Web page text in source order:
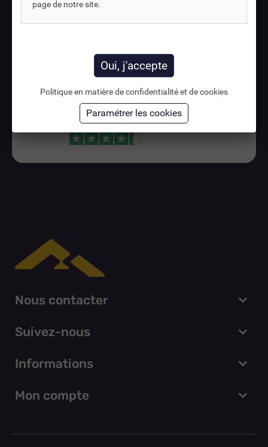
Paiement 3x sans frais
Avis client
Noté 4,5 sur 5 par nos clients
Nous contacter
Suivez-nous
Informations
Mon compte
page de notre site.
Politique en matière de confidentialité et de cookies